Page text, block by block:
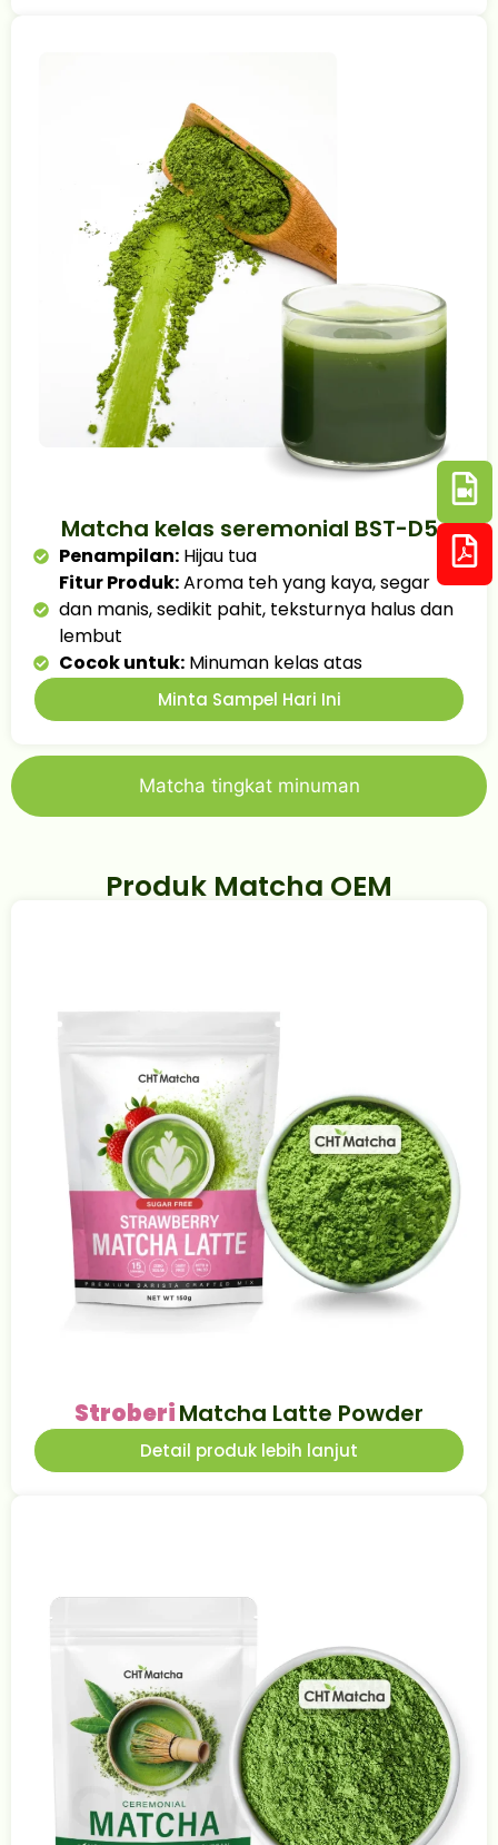
Matcha tingkat minuman
Matcha kelas seremonial BST-D5
Penampilan:Hijau tua
Fitur Produk:Aroma teh yang kaya, segar
dan manis, sedikit pahit, teksturnya halus dan
lembut
Cocok untuk:Minuman kelas atas
Minta Sampel Hari Ini
Produk Matcha OEM
StroberiMatcha Latte Powder
Detail produk lebih lanjut